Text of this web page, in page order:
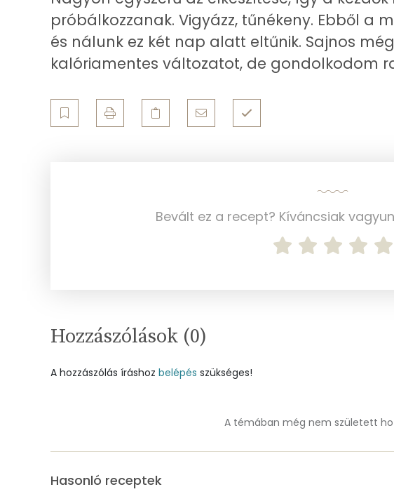
Szelén
Kálcium
Magnézium
Élelmi rost
Összesen
próbálkozzanak. Vigyázz, tűnékeny. Ebből a
és nálunk ez két nap alatt eltűnik. Sajnos
kalóriamentes változatot, de gondolkodom
Bevált ez a recept? Kíváncsiak
Hozzászólások (0)
A hozzászólás íráshoz belépés szükséges!
A témában még nem született
Hasonló receptek